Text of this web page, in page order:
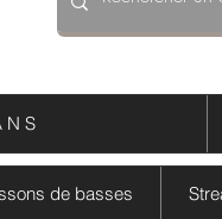
de basses
N S